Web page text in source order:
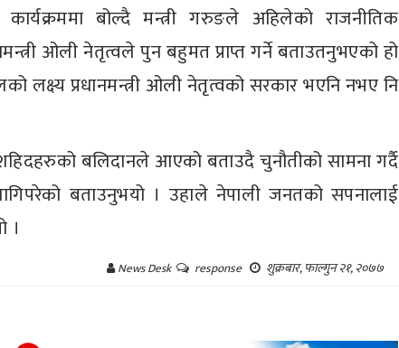
बोल्दै मन्त्री गरुङले अहिलेको राजनीतिक
ओली नेतृत्वले पुन बहुमत प्राप्त गर्ने बताउतनुभएको हो
लक्ष्य प्रधानमन्त्री ओली नेतृत्वको सरकार भएनि नभए नि
बलिदानले आएको बताउदै चुनौतीको सामना गर्दै
बताउनुभयो । उहाले नेपाली जनतको सपनालाई
।
News Desk response शुक्रबार, फाल्गुन २१, २०७७